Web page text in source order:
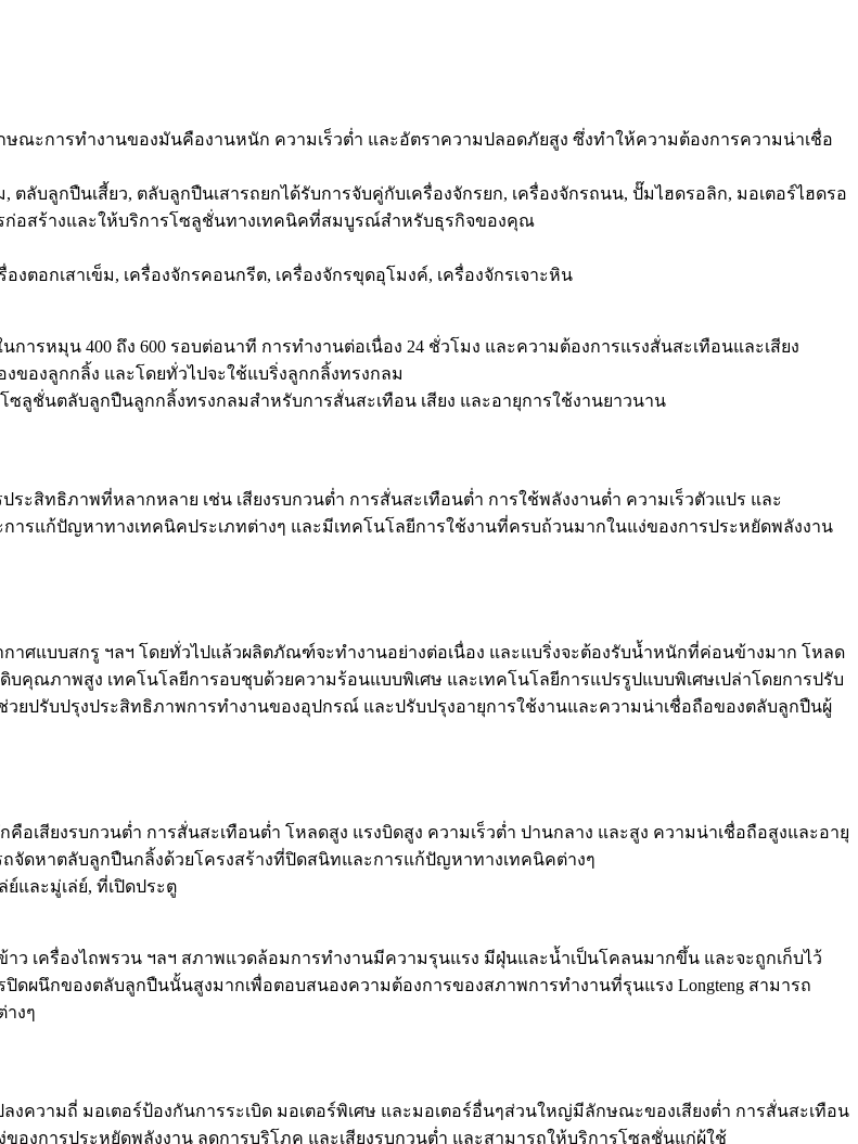
ษณะการทำงานของมันคืองานหนัก ความเร็วต่ำ และอัตราความปลอดภัยสูง ซึ่งทำให้ความต้องการความน่าเชื่อ
ลับลูกปืนเสี้ยว, ตลับลูกปืนเสารถยกได้รับการจับคู่กับเครื่องจักรยก, เครื่องจักรถนน, ปั๊มไฮดรอลิก, มอเตอร์ไฮดรอ
ก่อสร้างและให้บริการโซลูชั่นทางเทคนิคที่สมบูรณ์สำหรับธุรกิจของคุณ
ตอกเสาเข็ม, เครื่องจักรคอนกรีต, เครื่องจักรขุดอุโมงค์, เครื่องจักรเจาะหิน
ารหมุน 400 ถึง 600 รอบต่อนาที การทำงานต่อเนื่อง 24 ชั่วโมง และความต้องการแรงสั่นสะเทือนและเสียง
ของลูกกลิ้ง และโดยทั่วไปจะใช้แบริ่งลูกกลิ้งทรงกลม
ซลูชั่นตลับลูกปืนลูกกลิ้งทรงกลมสำหรับการสั่นสะเทือน เสียง และอายุการใช้งานยาวนาน
ะสิทธิภาพที่หลากหลาย เช่น เสียงรบกวนต่ำ การสั่นสะเทือนต่ำ การใช้พลังงานต่ำ ความเร็วตัวแปร และ
ารแก้ปัญหาทางเทคนิคประเภทต่างๆ และมีเทคโนโลยีการใช้งานที่ครบถ้วนมากในแง่ของการประหยัดพลังงาน
กาศแบบสกรู ฯลฯ โดยทั่วไปแล้วผลิตภัณฑ์จะทำงานอย่างต่อเนื่อง และแบริ่งจะต้องรับน้ำหนักที่ค่อนข้างมาก โหลด
คุณภาพสูง เทคโนโลยีการอบชุบด้วยความร้อนแบบพิเศษ และเทคโนโลยีการแปรรูปแบบพิเศษเปล่าโดยการปรับ
ยปรับปรุงประสิทธิภาพการทำงานของอุปกรณ์ และปรับปรุงอายุการใช้งานและความน่าเชื่อถือของตลับลูกปืนผู้
เสียงรบกวนต่ำ การสั่นสะเทือนต่ำ โหลดสูง แรงบิดสูง ความเร็วต่ำ ปานกลาง และสูง ความน่าเชื่อถือสูงและอายุ
จัดหาตลับลูกปืนกลิ้งด้วยโครงสร้างที่ปิดสนิทและการแก้ปัญหาทางเทคนิคต่างๆ
และมู่เล่ย์, ที่เปิดประตู
าว เครื่องไถพรวน ฯลฯ สภาพแวดล้อมการทำงานมีความรุนแรง มีฝุ่นและน้ำเป็นโคลนมากขึ้น และจะถูกเก็บไว้
ดผนึกของตลับลูกปืนนั้นสูงมากเพื่อตอบสนองความต้องการของสภาพการทำงานที่รุนแรง Longteng สามารถ
างๆ
งความถี่ มอเตอร์ป้องกันการระเบิด มอเตอร์พิเศษ และมอเตอร์อื่นๆส่วนใหญ่มีลักษณะของเสียงต่ำ การสั่นสะเทือน
องการประหยัดพลังงาน ลดการบริโภค และเสียงรบกวนต่ำ และสามารถให้บริการโซลูชั่นแก่ผู้ใช้